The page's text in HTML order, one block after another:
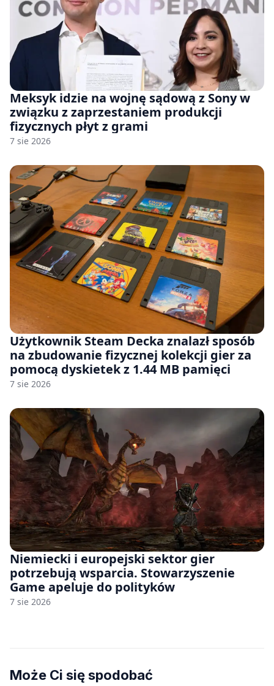
Meksyk idzie na wojnę sądową z Sony w
związku z zaprzestaniem produkcji
fizycznych płyt z grami
7 sie 2026
Użytkownik Steam Decka znalazł sposób
na zbudowanie fizycznej kolekcji gier za
pomocą dyskietek z 1.44 MB pamięci
7 sie 2026
Niemiecki i europejski sektor gier
potrzebują wsparcia. Stowarzyszenie
Game apeluje do polityków
7 sie 2026
Może Ci się spodobać